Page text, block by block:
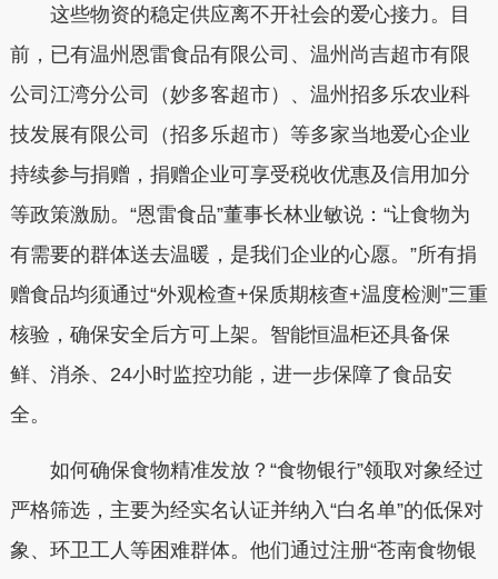
这些物资的稳定供应离不开社会的爱心接力。目
前，已有温州恩雷食品有限公司、温州尚吉超市有限
公司江湾分公司（妙多客超市）、温州招多乐农业科
技发展有限公司（招多乐超市）等多家当地爱心企业
持续参与捐赠，捐赠企业可享受税收优惠及信用加分
等政策激励。“恩雷食品”董事长林业敏说：“让食物为
有需要的群体送去温暖，是我们企业的心愿。”所有捐
赠食品均须通过“外观检查+保质期核查+温度检测”三重
核验，确保安全后方可上架。智能恒温柜还具备保
鲜、消杀、24小时监控功能，进一步保障了食品安
全。
如何确保食物精准发放？“食物银行”领取对象经过
严格筛选，主要为经实名认证并纳入“白名单”的低保对
象、环卫工人等困难群体。他们通过注册“苍南食物银